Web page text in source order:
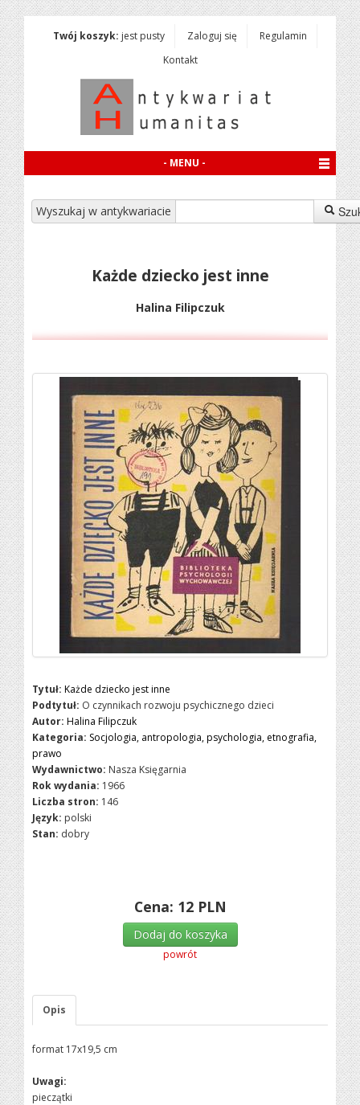
Twój koszyk: jest pusty Zaloguj się
Regulamin
Kontakt
- MENU -
Wyszukaj w antykwariacie
Każde dziecko jest inne
Halina Filipczuk
Tytuł: Każde dziecko jest inne
Podtytuł: O czynnikach rozwoju psychicznego dzieci
Autor: Halina Filipczuk
Kategoria: Socjologia, antropologia, psychologia, etnografia,
prawo
Wydawnictwo: Nasza Księgarnia
Rok wydania: 1966
Liczba stron: 146
Język: polski
Stan: dobry
Cena: 12 PLN
Dodaj do koszyka
powrót
Opis
format 17x19,5 cm
Uwagi:
pieczątki